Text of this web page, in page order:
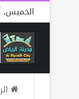
الخميس,